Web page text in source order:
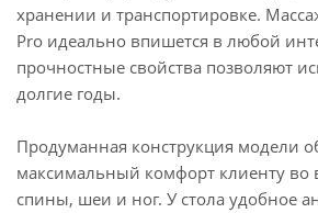
хранении и транспортировке.
Pro идеально впишется в любой
прочностные свойства позволяют
долгие годы.
Продуманная конструкция модели
максимальный комфорт клиенту во
спины, шеи и ног. У стола удобное